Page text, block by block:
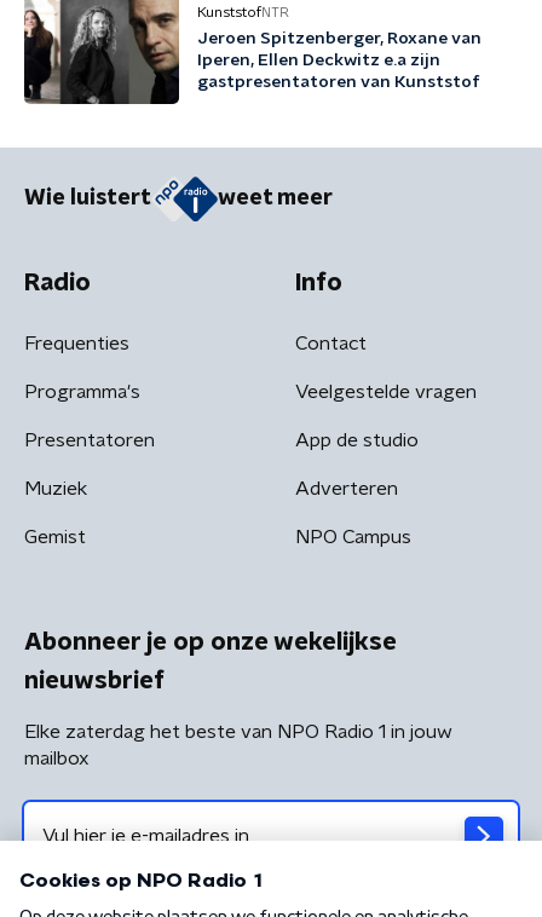
KunststofNTR
Jeroen Spitzenberger, Roxane van
Iperen, Ellen Deckwitz e.a zijn
gastpresentatoren van Kunststof
Wie luistert weet meer
Radio
Frequenties
Programma's
Presentatoren
Muziek
Gemist
Info
Contact
Veelgestelde vragen
App de studio
Adverteren
NPO Campus
Abonneer je op onze wekelijkse
nieuwsbrief
Elke zaterdag het beste van NPO Radio 1 in jouw
mailbox